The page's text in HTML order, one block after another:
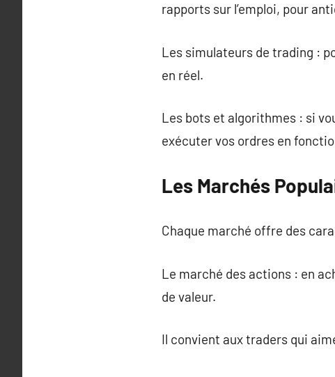
rapports sur l’emploi, pour
Les simulateurs de trading :
en réel.
Les bots et algorithmes : si
exécuter vos ordres en
Les Marchés
Chaque marché offre des
Le marché des actions : en
de valeur.
Il convient aux traders qui